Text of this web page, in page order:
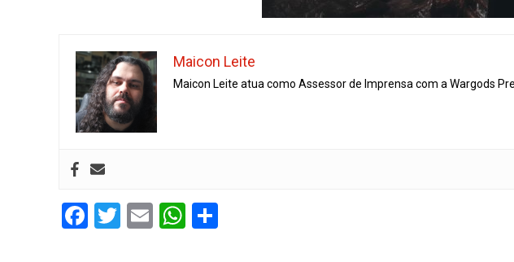
Maicon Leite
Maicon Leite atua como Assessor de Imprensa com a Wargods
Facebook
Twitter
EmailWhatsApp